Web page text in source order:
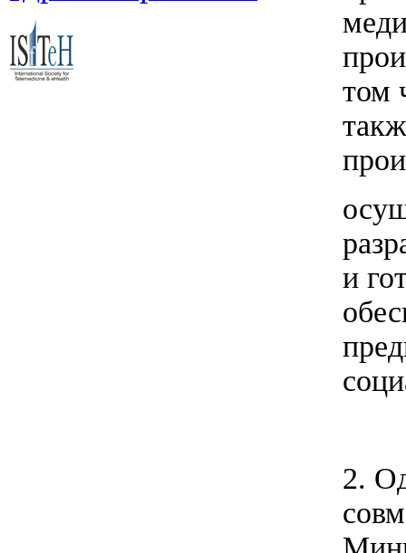
том
и
2.